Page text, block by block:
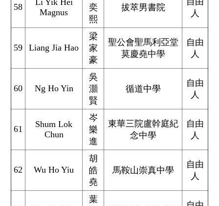
58
Li Yik Hei
Magnus
奕
熙
拔萃男書院
人
59 Liang Jia Hao
梁
家
豪
聖公會聖馬利亞堂
莫慶堯中學
自由
人
60 Ng Ho Yin
吳
灝
賢
循道中學
自由
人
61
Shum Lok
Chun
岑
樂
進
東華三院盧幹庭紀
念中學
自由
人
62 Wu Ho Yiu
胡
皓
堯
馬鞍山崇真中學
自由
人
葉